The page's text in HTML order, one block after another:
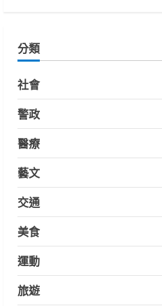
分類
社會
警政
醫療
藝文
交通
美食
運動
旅遊